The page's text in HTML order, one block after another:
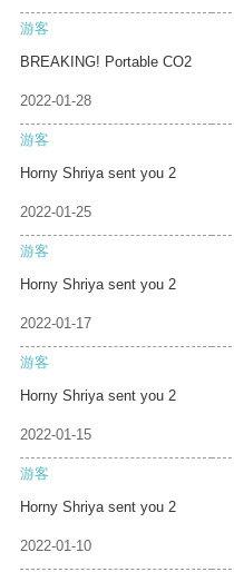
游客
BREAKING! Portable CO2
2022-01-28
游客
Horny Shriya sent you 2
2022-01-25
游客
Horny Shriya sent you 2
2022-01-17
游客
Horny Shriya sent you 2
2022-01-15
游客
Horny Shriya sent you 2
2022-01-10